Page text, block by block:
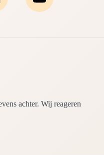
achter. Wij reageren